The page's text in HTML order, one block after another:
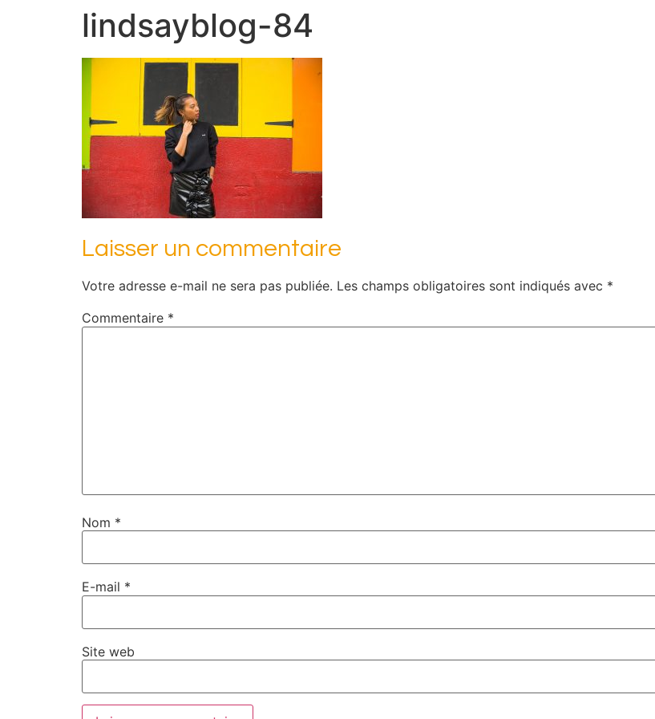
lindsayblog-84
Laisser un commentaire
Votre adresse e-mail ne sera pas publiée. Les champs obligatoires sont indiqués avec *
Commentaire *
Nom *
E-mail *
Site web